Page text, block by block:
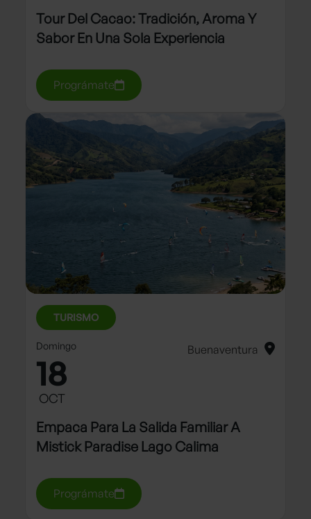
Tour Del Cacao: Tradición, Aroma Y
Sabor En Una Sola Experiencia
Prográmate
TURISMO
Domingo
18
OCT
Buenaventura
Empaca Para La Salida Familiar A
Mistick Paradise Lago Calima
Prográmate